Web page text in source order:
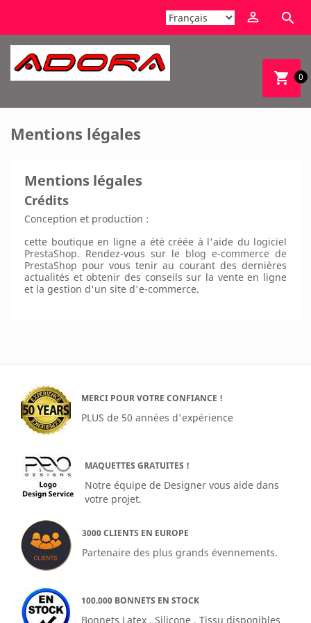
 
shopping_cart 0
Mentions légales
Mentions légales
Crédits
Conception et production :
cette boutique en ligne a été créée à l'aide du logiciel
PrestaShop. Rendez-vous sur le blog e-commerce de
PrestaShop pour vous tenir au courant des dernières
actualités et obtenir des conseils sur la vente en ligne
et la gestion d'un site d'e-commerce.
MERCI POUR VOTRE CONFIANCE !
PLUS de 50 années d'expérience
MAQUETTES GRATUITES !
Notre équipe de Designer vous aide dans
votre projet.
3000 CLIENTS EN EUROPE
Partenaire des plus grands évennements.
100.000 BONNETS EN STOCK
Bonnets Latex , Silicone , Tissu disponibles